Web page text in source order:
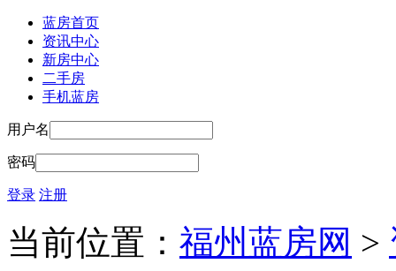
蓝房首页
资讯中心
新房中心
二手房
手机蓝房
用户名
密码
登录 注册
当前位置： 福州蓝房网 >